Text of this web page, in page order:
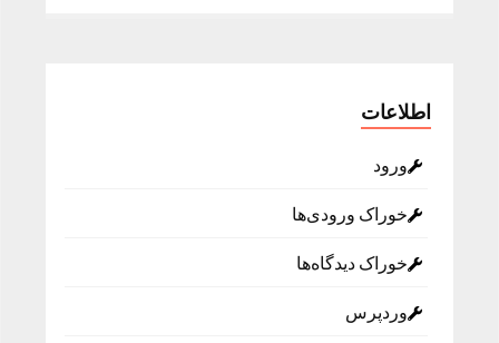
اطلاعات
ورود
خوراک ورودی‌ها
خوراک دیدگاه‌ها
وردپرس